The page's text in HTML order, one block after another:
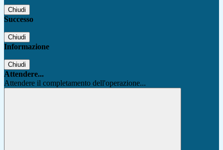
Chiudi
Successo
Chiudi
Informazione
Chiudi
Attendere...
Attendere il completamento dell'operazione...